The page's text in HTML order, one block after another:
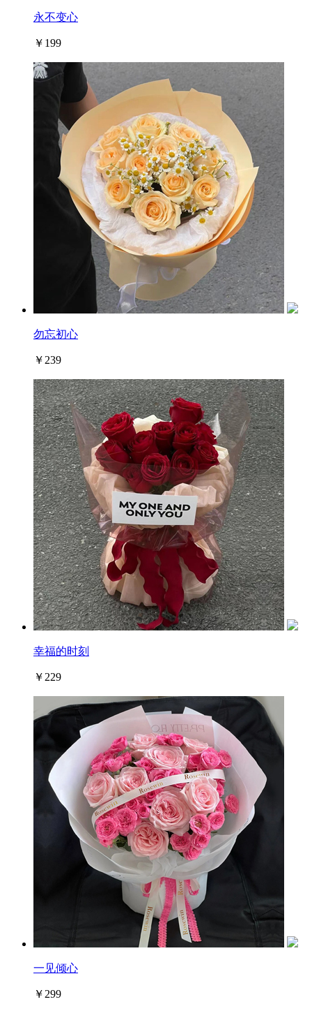
永不变心
￥199
勿忘初心
￥239
幸福的时刻
￥229
一见倾心
￥299